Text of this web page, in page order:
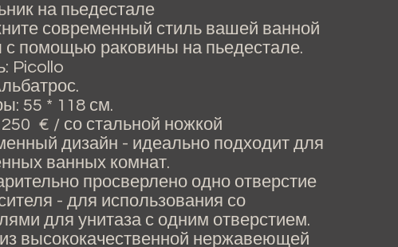
на пьедестале
современный стиль вашей ванной
с помощью раковины на пьедестале.
Picollo
55 * 118 см.
€ / со стальной ножкой
дизайн - идеально подходит для
ванных комнат.
просверлено одно отверстие
- для использования со
для унитаза с одним отверстием.
высококачественной нержавеющей